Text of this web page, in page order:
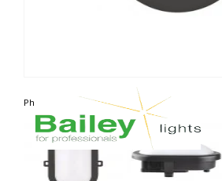
Photo non contractuelle